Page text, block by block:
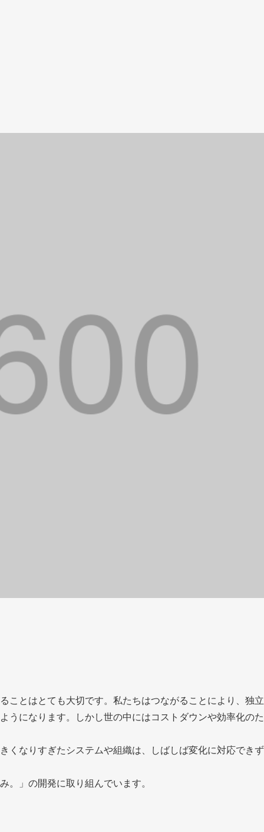
ことはとても大切です。私たちはつながることにより、独立
うになります。しかし世の中にはコストダウンや効率化のた
くなりすぎたシステムや組織は、しばしば変化に対応できず
」の開発に取り組んでいます。